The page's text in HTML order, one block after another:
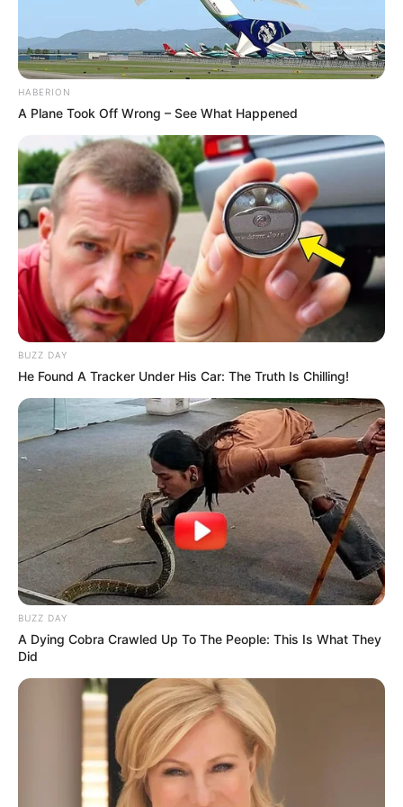
Orchideen im
Wasser: 3 einfache
Schritte
March 30, 2024 byAnna_Muller
Orchideen gehören weltweit zu den
faszinierendsten und am meisten bewunderten
Pflanzen und werden wegen ihrer Schönheit
und Vielfalt geschätzt.
Traditionell ist der Orchideenanbau mit der
Bodennutzung und präzisen
Bewässerungspraktiken verbunden. Allerdings
ist seit Kurzem ein alternativer Ansatz
aufgetaucht: der Anbau von Orchideen in mit
Wasser gefüllten Töpfen.
HABERION
A Plane Took Off Wrong – See What Happened
BUZZ DAY
He Found A Tracker Under His Car: The Truth Is Chilling!
BUZZ DAY
A Dying Cobra Crawled Up To The People: This Is What They
Did